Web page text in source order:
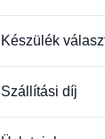
Készülék
Szállítási díj